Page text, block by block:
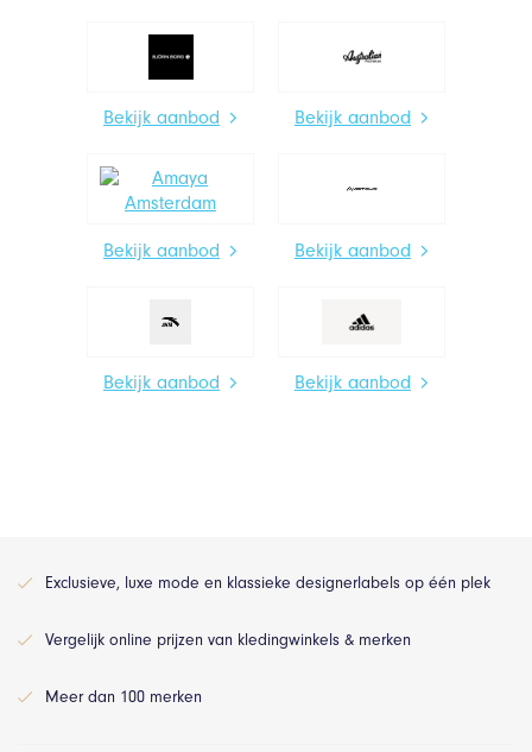
Bekijk aanbod Bekijk aanbod
Bekijk aanbod Bekijk aanbod
Bekijk aanbod Bekijk aanbod
Exclusieve, luxe mode en klassieke designerlabels op één plek
Vergelijk online prijzen van kledingwinkels & merken
Meer dan 100 merken